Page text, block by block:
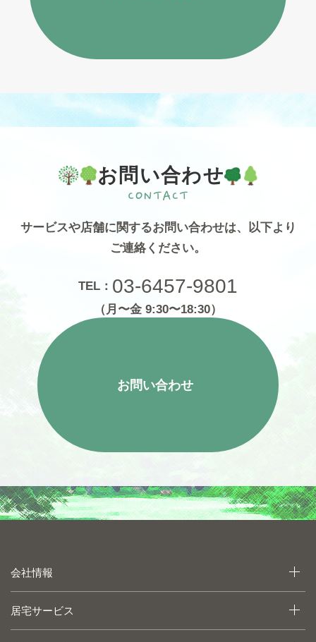
お問い合わせ
サービスや店舗に関するお問い合わせは、
以下より
ご連絡ください。
TEL： 03-6457-9801
（月〜金 9:30〜18:30）
お問い合わせ
会社情報
居宅サービス